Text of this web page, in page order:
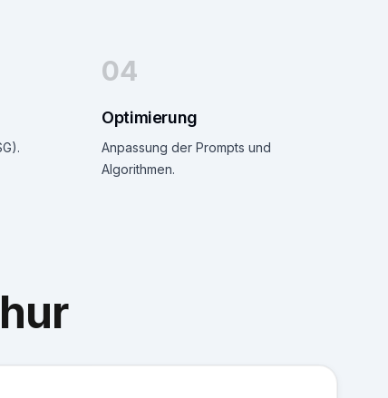
04
Optimierung
Anpassung der Prompts und
Algorithmen.